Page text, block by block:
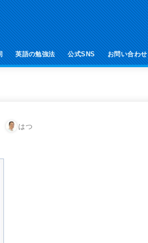
英語の勉強法 公式SNS お問い合わせ
はつ